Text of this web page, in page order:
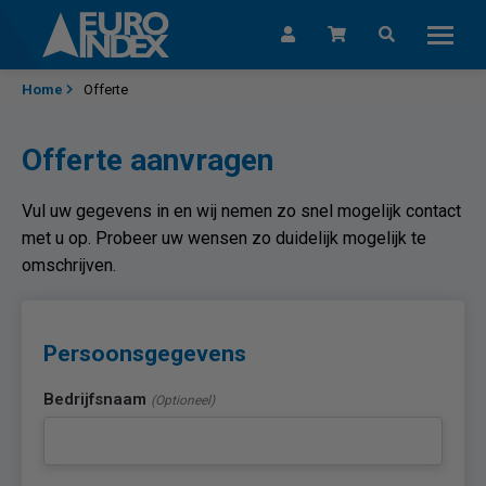
Skip to content
Home Offerte
Offerte aanvragen
Vul uw gegevens in en wij nemen zo snel mogelijk contact
met u op. Probeer uw wensen zo duidelijk mogelijk te
omschrijven.
Persoonsgegevens
Bedrijfsnaam (Optioneel)